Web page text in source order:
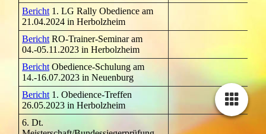
Bericht 1. LG Rally Obedience am
21.04.2024 in Herbolzheim
Bericht RO-Trainer-Seminar am
04.-05.11.2023 in Herbolzheim
Bericht Obedience-Schulung am
14.-16.07.2023 in Neuenburg
Bericht 1. Obedience-Treffen
26.05.2023 in Herbolzheim
6. Dt.